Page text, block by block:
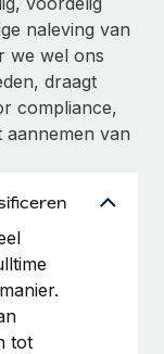
naleving van
we wel ons
draagt
compliance,
van
tot